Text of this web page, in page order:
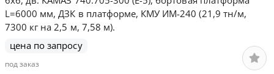
L=6000 мм, ДЗК в платформе, КМУ ИМ-240 (21,9 тн/м,
7300 кг на 2,5 м, 7,58 м).
цена по запросу
под заказ